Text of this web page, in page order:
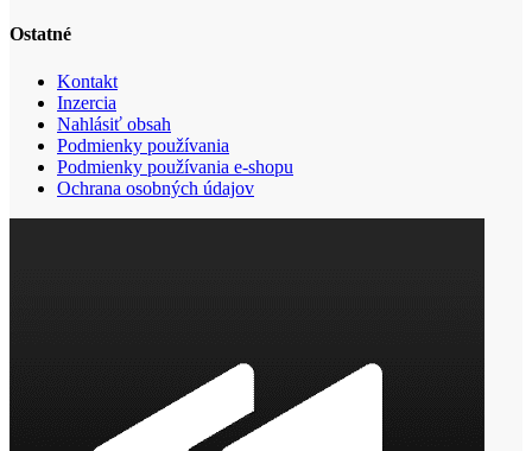
Ostatné
Kontakt
Inzercia
Nahlásiť obsah
Podmienky používania
Podmienky používania e-shopu
Ochrana osobných údajov